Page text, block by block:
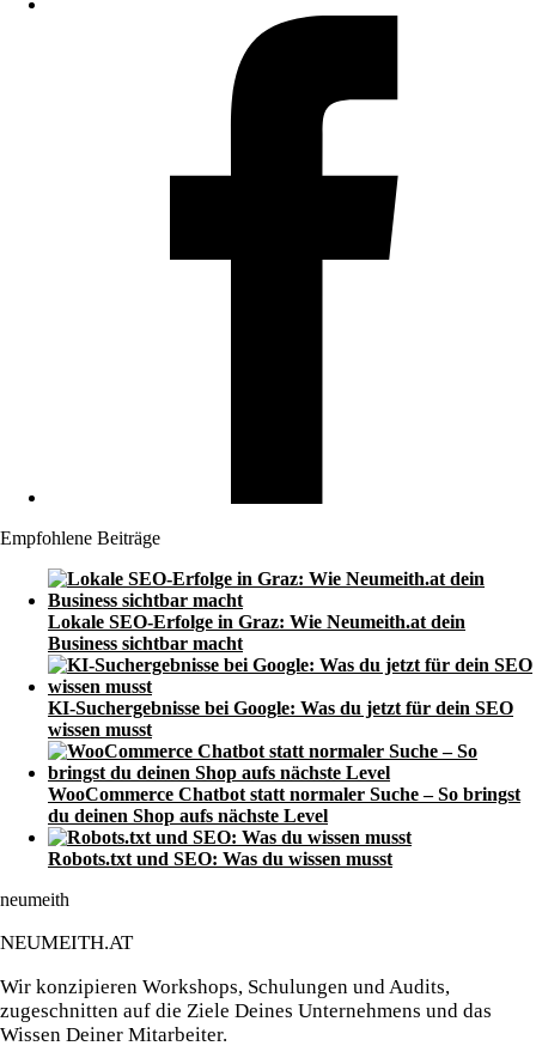
Empfohlene Beiträge
Lokale SEO-Erfolge in Graz: Wie Neumeith.at dein
Business sichtbar macht
KI-Suchergebnisse bei Google: Was du jetzt für dein SEO
wissen musst
WooCommerce Chatbot statt normaler Suche – So bringst
du deinen Shop aufs nächste Level
Robots.txt und SEO: Was du wissen musst
neumeith
NEUMEITH.AT
Wir konzipieren Workshops, Schulungen und Audits,
zugeschnitten auf die Ziele Deines Unternehmens und das
Wissen Deiner Mitarbeiter.